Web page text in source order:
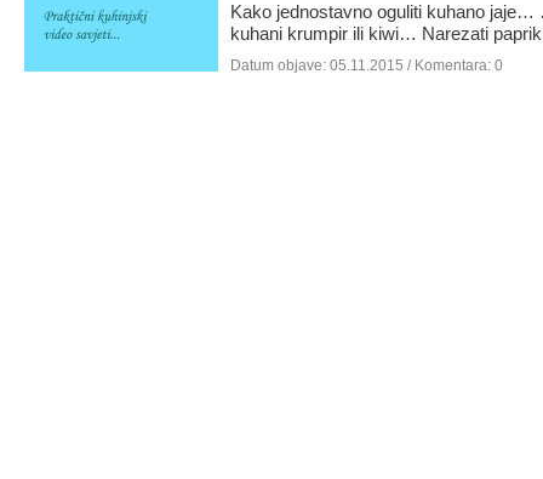
Kako jednostavno oguliti kuhano
kuhani krumpir ili kiwi… Narezati
Datum objave: 05.11.2015 / Komentara: 0